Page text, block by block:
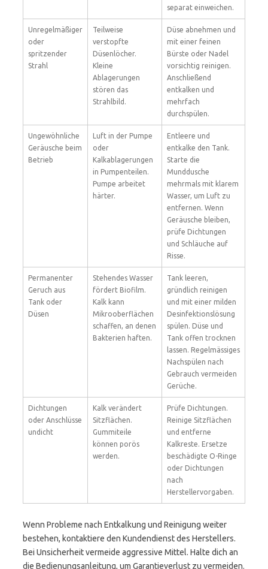
separat einweichen.
Unregelmäßiger
oder
spritzender
Strahl
Teilweise
verstopfte
Düsenlöcher.
Kleine
Ablagerungen
stören das
Strahlbild.
Düse abnehmen und
mit einer feinen
Bürste oder Nadel
vorsichtig reinigen.
Anschließend
entkalken und
mehrfach
durchspülen.
Ungewöhnliche
Geräusche beim
Betrieb
Luft in der Pumpe
oder
Kalkablagerungen
in Pumpenteilen.
Pumpe arbeitet
härter.
Entleere und
entkalke den Tank.
Starte die
Munddusche
mehrmals mit klarem
Wasser, um Luft zu
entfernen. Wenn
Geräusche bleiben,
prüfe Dichtungen
und Schläuche auf
Risse.
Permanenter
Geruch aus
Tank oder
Düsen
Stehendes Wasser
fördert Biofilm.
Kalk kann
Mikrooberflächen
schaffen, an denen
Bakterien haften.
Tank leeren,
gründlich reinigen
und mit einer milden
Desinfektionslösung
spülen. Düse und
Tank offen trocknen
lassen. Regelmässiges
Nachspülen nach
Gebrauch vermeiden
Gerüche.
Dichtungen
oder Anschlüsse
undicht
Kalk verändert
Sitzflächen.
Gummiteile
können porös
werden.
Prüfe Dichtungen.
Reinige Sitzflächen
und entferne
Kalkreste. Ersetze
beschädigte O-Ringe
oder Dichtungen
nach
Herstellervorgaben.
Wenn Probleme nach Entkalkung und Reinigung weiter
bestehen, kontaktiere den Kundendienst des Herstellers.
Bei Unsicherheit vermeide aggressive Mittel. Halte dich an
die Bedienungsanleitung, um Garantieverlust zu vermeiden.